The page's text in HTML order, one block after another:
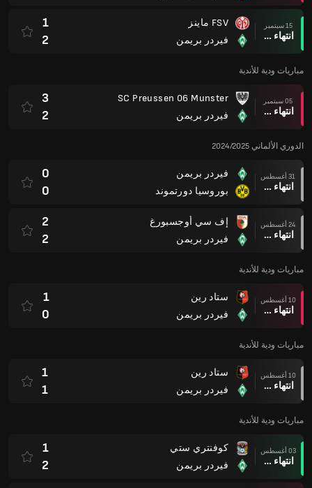
15 سبتمبر
انتهاء وقت المباراة
FSV ماينز
فيردر بريمن
1
2
مباريات ودية للأندية
05 سبتمبر
انتهاء وقت المباراة
SC Preussen 06 Munster
فيردر بريمن
3
2
الدوري الألماني 2024/2025
31 أغسطس
انتهاء وقت المباراة
فيردر بريمن
بوروسيا دورتموند
0
0
24 أغسطس
انتهاء وقت المباراة
إف سي أوجسبورغ
فيردر بريمن
2
2
مباريات ودية للأندية
10 أغسطس
انتهاء وقت المباراة
ستاد رين
فيردر بريمن
1
0
مباريات ودية للأندية
10 أغسطس
انتهاء وقت المباراة
ستاد رين
فيردر بريمن
1
1
مباريات ودية للأندية
03 أغسطس
انتهاء وقت المباراة
كوفنتري ستي
فيردر بريمن
1
2